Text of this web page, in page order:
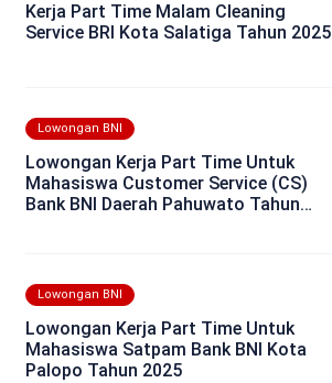
Kerja Part Time Malam Cleaning
Service BRI Kota Salatiga Tahun 2025
Lowongan BNI
Lowongan Kerja Part Time Untuk
Mahasiswa Customer Service (CS)
Bank BNI Daerah Pahuwato Tahun
Lowongan BNI
Lowongan Kerja Part Time Untuk
Mahasiswa Satpam Bank BNI Kota
Palopo Tahun 2025